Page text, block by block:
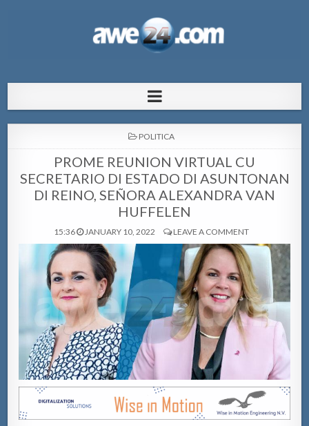
pa Aruba
POSTED
POLITICA
PROME REUNION VIRTUAL CU
SECRETARIO DI ESTADO DI ASUNTONAN
DI REINO, SEÑORA ALEXANDRA VAN
HUFFELEN
15:36 JANUARY 10, 2022 LEAVE A COMMENT